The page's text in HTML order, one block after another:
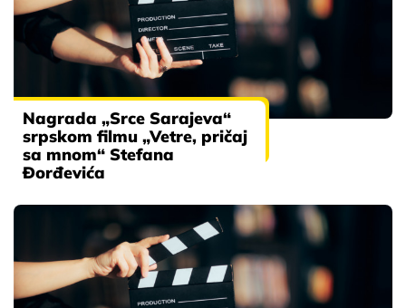
Nagrada „Srce Sarajeva“
srpskom filmu „Vetre, pričaj
sa mnom“ Stefana
Đorđevića